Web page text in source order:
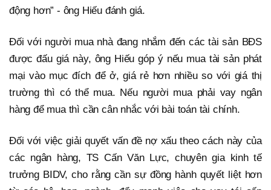
động hơn” - ông Hiếu đánh giá.
Đối với người mua nhà đang nhắm đến các tài sản BĐS
được đấu giá này, ông Hiếu góp ý nếu mua tài sản phát
mại vào mục đích để ở, giá rẻ hơn nhiều so với giá thị
trường thì có thể mua. Nếu người mua phải vay ngân
hàng để mua thì cần cân nhắc với bài toán tài chính.
Đối với việc giải quyết vấn đề nợ xấu theo cách này của
các ngân hàng, TS Cấn Văn Lực, chuyên gia kinh tế
trưởng BIDV, cho rằng cần sự đồng hành quyết liệt hơn